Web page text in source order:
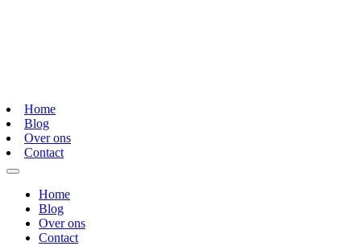
Home
Blog
Over ons
Contact
Home
Blog
Over ons
Contact